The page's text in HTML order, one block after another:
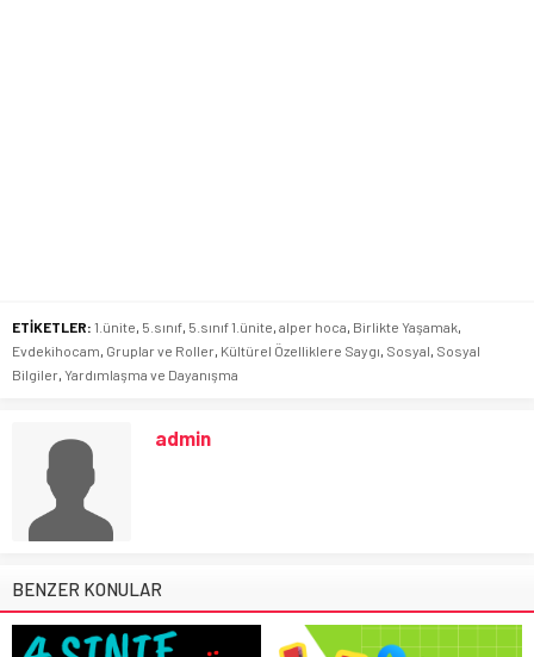
ETİKETLER: 1.ünite, 5.sınıf, 5.sınıf 1.ünite, alper hoca, Birlikte Yaşamak,
Evdekihocam, Gruplar ve Roller, Kültürel Özelliklere Saygı, Sosyal, Sosyal
Bilgiler, Yardımlaşma ve Dayanışma
admin
BENZER KONULAR